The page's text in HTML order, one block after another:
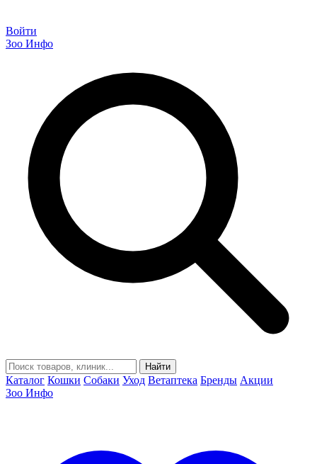
Войти
Зоо Инфо
Найти
Каталог Кошки Собаки Уход Ветаптека Бренды Акции
Зоо Инфо